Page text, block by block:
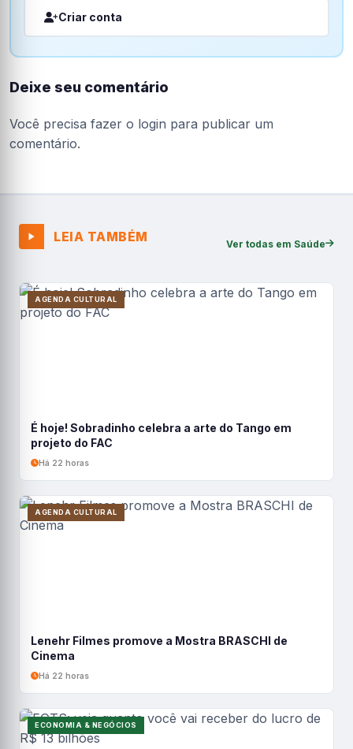
Criar conta
Deixe seu comentário
Você precisa fazer o login para publicar um
comentário.
LEIA TAMBÉM Ver todas em Saúde
AGENDA CULTURAL
É hoje! Sobradinho celebra a arte do Tango em
projeto do FAC
Há 22 horas
AGENDA CULTURAL
Lenehr Filmes promove a Mostra BRASCHI de
Cinema
Há 22 horas
ECONOMIA & NEGÓCIOS